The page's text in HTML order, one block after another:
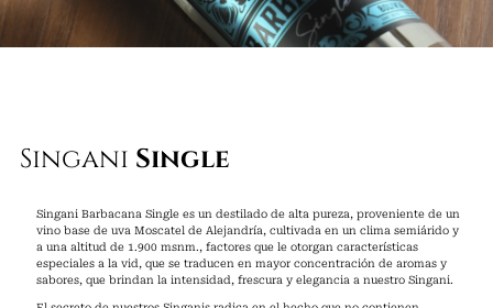
Singani Single
Singani Barbacana Single es un destilado de alta pureza, proveniente de un
vino base de uva Moscatel de Alejandría, cultivada en un clima semiárido y
a una altitud de 1.900 msnm., factores que le otorgan características
especiales a la vid, que se traducen en mayor concentración de aromas y
sabores, que brindan la intensidad, frescura y elegancia a nuestro Singani.